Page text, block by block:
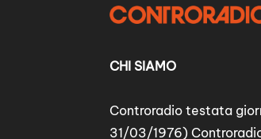
CHI SIAMO
Controradio testata
31/03/1976)